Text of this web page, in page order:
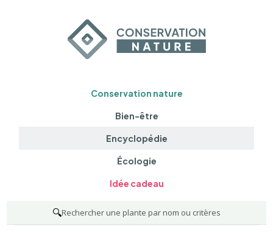
Conservation nature
Bien-être
Encyclopédie
Écologie
Idée cadeau
🔍Rechercher une plante par nom ou critères